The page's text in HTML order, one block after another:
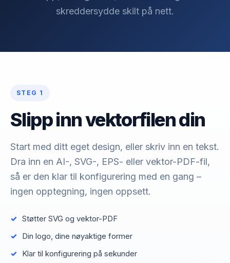
skreddersydde skilt på nett.
STEG 1
Slipp inn vektorfilen din
Start med ditt eget design, eller skriv inn en tekst.
Dra inn en AI-, SVG-, EPS- eller vektor-PDF-fil,
så er den klar til konfigurering med en gang –
ingen opptegning, ingen oppsett.
Støtter SVG og vektor-PDF
Din logo, dine nøyaktige former
Klar til konfigurering på sekunder